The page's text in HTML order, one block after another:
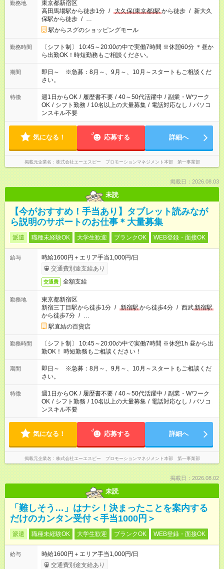
勤務地
東京都新宿区
高田馬場駅から徒歩1分 / 大久保(東京都)駅から徒歩 / 新大久
保駅から徒歩 / …
駅からスグのショッピングモール
勤務時間
〔シフト制〕 10:45～20:00の中で実働7時間 ※休憩60分 ＊昼か
ら出勤OK！時短勤務もご相談ください。
期間
即日～ ※急募：8月～、9月～、10月～スタートもご相談くだ
さい。
特徴 週1日からOK / 履歴書不要 / 40～50代活躍中 / 副業・Wワーク
OK / シフト勤務 / 10名以上の大量募集 / 電話対応なし / パソコ
ンスキル不要
気になる！ 応募する 詳細へ
掲載元企業名 株式会社エーエスピー プロモーションマネジメント本部 第一事業部
掲載日：2026.08.03
未読
【今がおすすめ！手当あり】タブレット読みなが
ら説明のサポートのお仕事＊大量募集
派遣 職種未経験OK 大学生歓迎 ブランクOK WEB登録・面接OK
給与
時給1600円＋エリア手当1,000円/日
交通費別途支給あり
交通費 全額支給
勤務地
東京都新宿区
新宿三丁目駅から徒歩1分 / 新宿駅から徒歩4分 / 西武新宿駅
から徒歩7分 / …
駅直結の百貨店
勤務時間
〔シフト制〕 10:45～20:00の中で実働7時間 ※休憩1h 昼から出
勤OK！ 時短勤務もご相談ください！
期間
即日～ ※急募：8月～、9月～、10月～スタートもご相談くだ
さい。
特徴 週1日からOK / 履歴書不要 / 40～50代活躍中 / 副業・Wワーク
OK / シフト勤務 / 10名以上の大量募集 / 電話対応なし / パソコ
ンスキル不要
気になる！ 応募する 詳細へ
掲載元企業名 株式会社エーエスピー プロモーションマネジメント本部 第一事業部
掲載日：2026.08.02
未読
「難しそう…」はナシ！決まったことを案内する
だけのカンタン受付＜手当1000円＞
派遣 職種未経験OK 大学生歓迎 ブランクOK WEB登録・面接OK
給与
時給1600円＋エリア手当1,000円/日
交通費別途支給あり